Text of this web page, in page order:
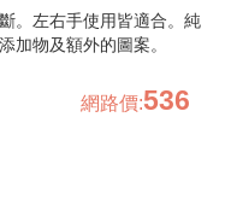
。左右手使用皆適合。純
加物及額外的圖案。
網路價:536